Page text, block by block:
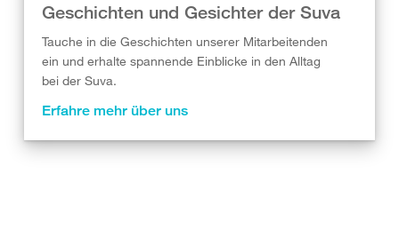
Geschichten und Gesichter der Suva
Tauche in die Geschichten unserer Mitarbeitenden
ein und erhalte spannende Einblicke in den Alltag
bei der Suva.
Erfahre mehr über uns